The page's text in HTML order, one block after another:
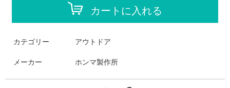
カートに入れる
カテゴリー アウトドア
メーカー ホンマ製作所